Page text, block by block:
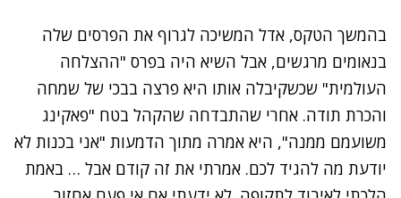
הטקס, אדל המשיכה לגרוף את הפרסים שלה
מרגשים, אבל השיא היה בפרס "ההצלחה
שכשקיבלה אותו היא פרצה בבכי של שמחה
תודה. אחרי שהתבדחה שהקהל בטח "פאקינג
ממנה", היא אמרה מתוך הדמעות "אני בכנות לא
מה להגיד לכם. אמרתי את זה קודם אבל … באמת